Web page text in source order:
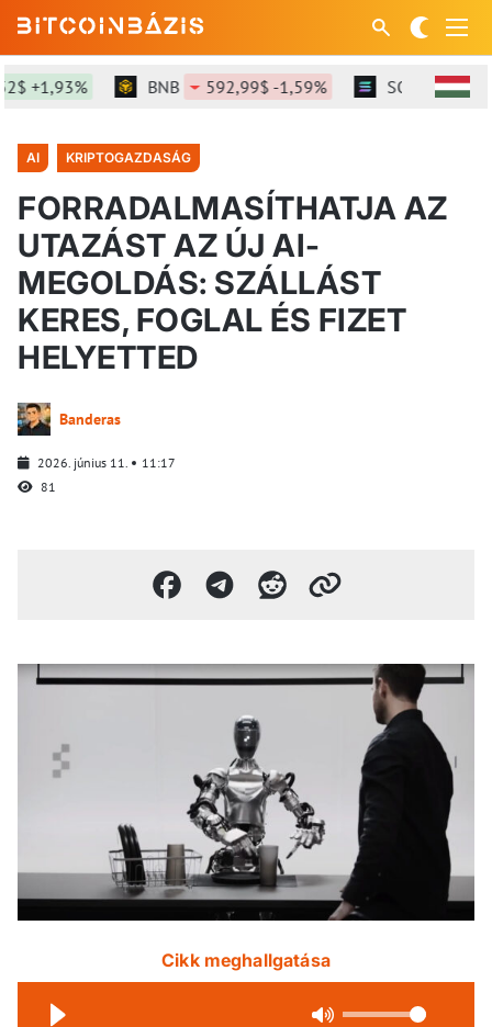
+1,93% BNB 592,99$ -1,59% SOL 73,43$ -
AI KRIPTOGAZDASÁG
FORRADALMASÍTHATJA AZ
UTAZÁST AZ ÚJ AI-
MEGOLDÁS: SZÁLLÁST
KERES, FOGLAL ÉS FIZET
HELYETTED
Banderas
2026. június 11.
11:17
81
Cikk meghallgatása